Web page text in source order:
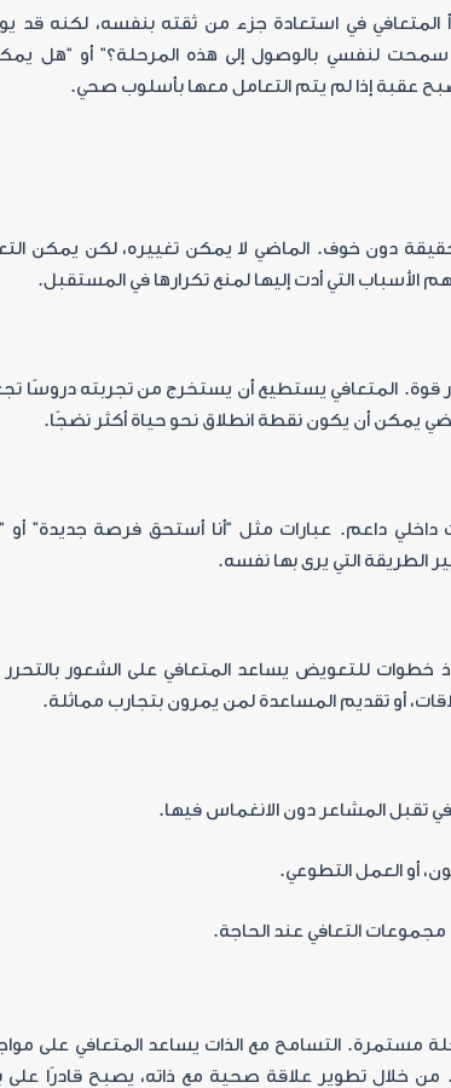
المتعافي في استعادة جزء من ثقته بنفسه، لكنه قد
لنفسي بالوصول إلى هذه المرحلة؟” أو “هل
عقبة إذا لم يتم التعامل معها بأسلوب صحي.
دون خوف. الماضي لا يمكن تغييره، لكن يمكن
الأسباب التي أدت إليها لمنع تكرارها في المستقبل.
قوة. المتعافي يستطيع أن يستخرج من تجربته دروسًا
يمكن أن يكون نقطة انطلاق نحو حياة أكثر نضجًا.
داخلي داعم. عبارات مثل “أنا أستحق فرصة جديدة” أو
الطريقة التي يرى بها نفسه.
خطوات للتعويض يساعد المتعافي على الشعور
أو تقديم المساعدة لمن يمرون بتجارب مماثلة.
تقبل المشاعر دون الانغماس فيها.
أو العمل التطوعي.
مجموعات التعافي عند الحاجة.
مستمرة. التسامح مع الذات يساعد المتعافي على
من خلال تطوير علاقة صحية مع ذاته، يصبح قادرًا على